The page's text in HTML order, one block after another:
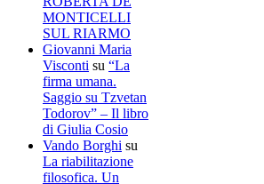
MONTICELLI
SUL RIARMO
Giovanni Maria
Visconti su “La
firma umana.
Saggio su Tzvetan
Todorov” – Il libro
di Giulia Cosio
Vando Borghi su
La riabilitazione
filosofica. Un